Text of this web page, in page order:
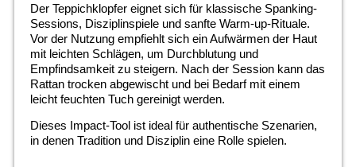
Der Teppichklopfer eignet sich für klassische Spanking-
Sessions, Disziplinspiele und sanfte Warm-up-Rituale.
Vor der Nutzung empfiehlt sich ein Aufwärmen der Haut
mit leichten Schlägen, um Durchblutung und
Empfindsamkeit zu steigern. Nach der Session kann das
Rattan trocken abgewischt und bei Bedarf mit einem
leicht feuchten Tuch gereinigt werden.
Dieses Impact-Tool ist ideal für authentische Szenarien,
in denen Tradition und Disziplin eine Rolle spielen.